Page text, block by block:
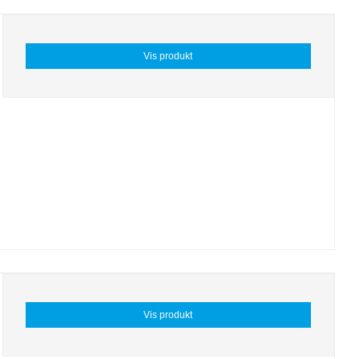
Vis produkt
Vis produkt